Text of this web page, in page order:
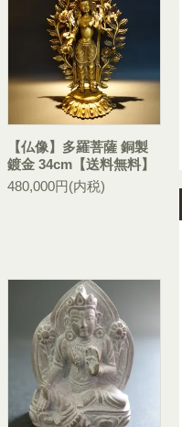
【仏像】多羅菩薩 銅製
鍍金 34cm【送料無料】
480,000円(内税)